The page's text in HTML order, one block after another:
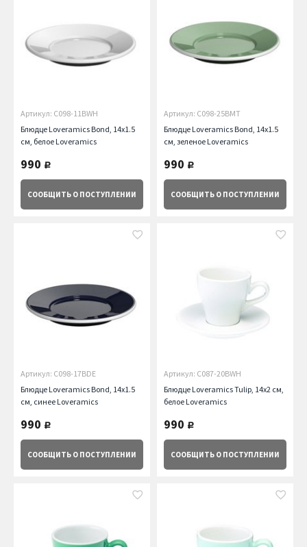
Артикул: C098-11BWH
Блюдце Loveramics Bond, 14х1.5
см, белое Loveramics
990 руб.
СООБЩИТЬ О ПОСТУПЛЕНИИ
Артикул: C098-25BMT
Блюдце Loveramics Bond, 14х1.5
см, зеленое Loveramics
990 руб.
СООБЩИТЬ О ПОСТУПЛЕНИИ
Артикул: C098-17BDE
Блюдце Loveramics Bond, 14х1.5
см, синее Loveramics
990 руб.
СООБЩИТЬ О ПОСТУПЛЕНИИ
Артикул: C087-20BWH
Блюдце Loveramics Tulip, 14х2 см,
белое Loveramics
990 руб.
СООБЩИТЬ О ПОСТУПЛЕНИИ